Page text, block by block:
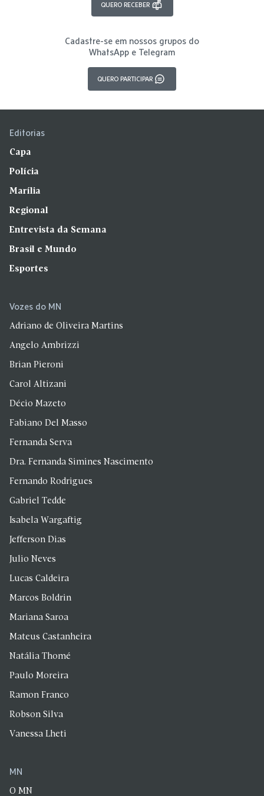
QUERO RECEBER
Cadastre-se em nossos grupos do
WhatsApp e Telegram
QUERO PARTICIPAR
Editorias
Capa
Polícia
Marília
Regional
Entrevista da Semana
Brasil e Mundo
Esportes
Vozes do MN
Adriano de Oliveira Martins
Angelo Ambrizzi
Brian Pieroni
Carol Altizani
Décio Mazeto
Fabiano Del Masso
Fernanda Serva
Dra. Fernanda Simines Nascimento
Fernando Rodrigues
Gabriel Tedde
Isabela Wargaftig
Jefferson Dias
Julio Neves
Lucas Caldeira
Marcos Boldrin
Mariana Saroa
Mateus Castanheira
Natália Thomé
Paulo Moreira
Ramon Franco
Robson Silva
Vanessa Lheti
MN
O MN